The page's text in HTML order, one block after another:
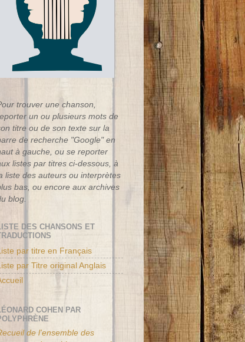
trouver une chanson,
un ou plusieurs mots de
titre ou de son texte sur la
de recherche "Google" en
à gauche, ou se reporter
listes par titres ci-dessous, à
liste des auteurs ou interprètes
bas, ou encore aux archives
blog.
DES CHANSONS ET
par titre en Français
par Titre original Anglais
COHEN PAR
de l'ensemble des